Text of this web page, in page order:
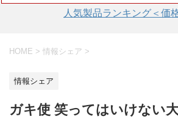
人気製品ランキング＜価
HOME > 情報シェア >
情報シェア
ガキ使 笑ってはいけない